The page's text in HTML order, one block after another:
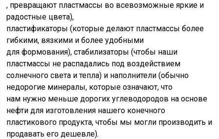
, превращают пластмассы во всевозможные яркие и
радостные цвета),
пластификаторы (которые делают пластмассы более
гибкими, вязкими и более удобными
для формования), стабилизаторы (чтобы наши
пластмассы не распадались под воздействием
солнечного света и тепла) и наполнители (обычно
недорогие минералы, которые означают, что
нам нужно меньше дорогих углеводородов на основе
нефти для изготовления нашего конечного
пластикового продукта, чтобы мы могли производить и
продавать его дешевле).